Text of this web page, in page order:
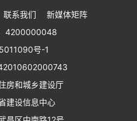
联系我们
新媒体矩阵
4200000048
号-1
房和城乡建设厅
建设信息中心